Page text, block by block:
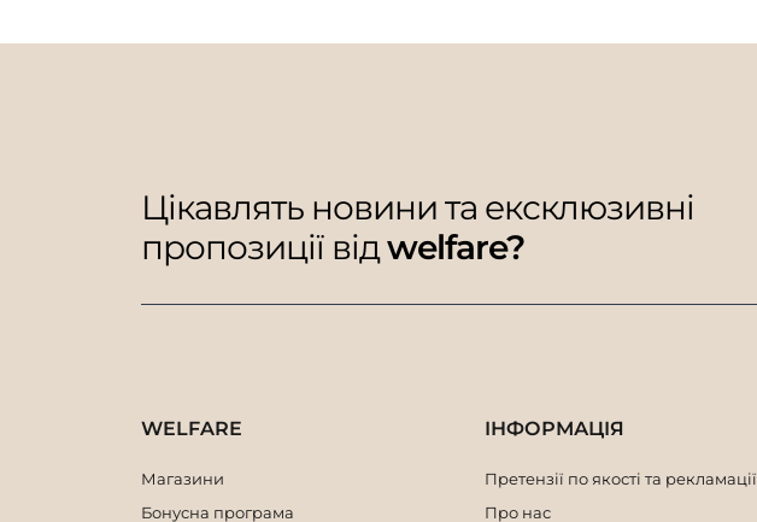
Цікавлять новини та ексклюзивні
пропозиції відwelfare?
WELFARE
Магазини
Бонусна програма
ІНФОРМАЦІЯ
Претензії по якості та рекламації
Про нас